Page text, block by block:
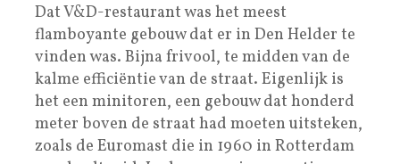
Dat V&D-restaurant was het meest
flamboyante gebouw dat er in Den Helder te
vinden was. Bijna frivool, te midden van de
kalme efficiëntie van de straat. Eigenlijk is
het een minitoren, een gebouw dat honderd
meter boven de straat had moeten uitsteken,
zoals de Euromast die in 1960 in Rotterdam